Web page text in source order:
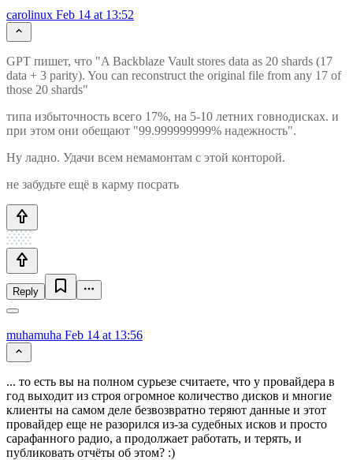
carolinux Feb 14 at 13:52
GPT пишет, что "A Backblaze Vault stores data as 20 shards (17
data + 3 parity). You can reconstruct the original file from any 17 of
those 20 shards"
типа избыточность всего 17%, на 5-10 летних говнодисках. и
при этом они обещают "99.999999999% надежность".
Ну ладно. Удачи всем немамонтам с этой конторой.
не забудьте ещё в карму посрать
Reply
muhamuha Feb 14 at 13:56
... то есть вы на полном сурьезе считаете, что у провайдера в
год выходит из строя огромное количество дисков и многие
клиенты на самом деле безвозвратно теряют данные и этот
провайдер еще не разорился из-за судебных исков и просто
сарафанного радио, а продолжает работать, и терять, и
публиковать отчёты об этом? :)